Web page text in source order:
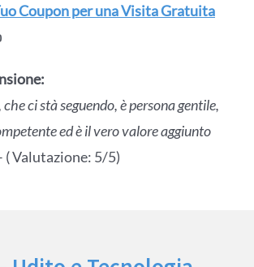
Coupon per una Visita Gratuita
che ci stà seguendo, è persona gentile,
ed è il vero valore aggiunto
( Valutazione: 5/5)